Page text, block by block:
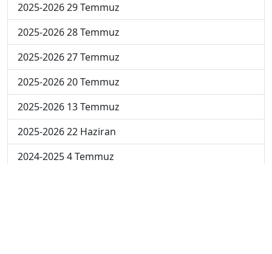
2025-2026 29 Temmuz
2025-2026 28 Temmuz
2025-2026 27 Temmuz
2025-2026 20 Temmuz
2025-2026 13 Temmuz
2025-2026 22 Haziran
2024-2025 4 Temmuz